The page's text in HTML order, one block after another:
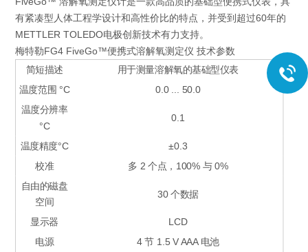
有紧凑型人体工程学设计和高性价比的特点，并受到超过60年的
METTLER TOLEDO电极创新技术有力支持。
梅特勒FG4 FiveGo™便携式溶解氧测定仪 技术参数
+
简短描述 用于测量溶解氧的基础型仪表
温度范围 °C
0.0 ... 50.0
温度分辨率
°C
0.1
温度精度°C ±0.3
校准
多 2 个点，100% 与 0%
自由的磁盘
空间
30 个数据
显示器
LCD
电源
4 节 1.5 V AAA 电池